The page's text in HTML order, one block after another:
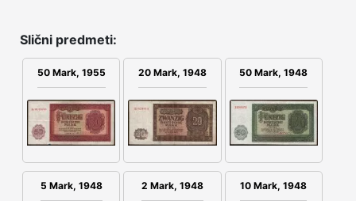
Slični predmeti:
50 Mark, 1955 20 Mark, 1948 50 Mark, 1948
5 Mark, 1948 2 Mark, 1948 10 Mark, 1948